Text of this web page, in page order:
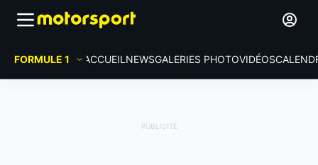
FORMULE 1 ACCUEIL NEWSGALERIES PHOTOVIDÉOS